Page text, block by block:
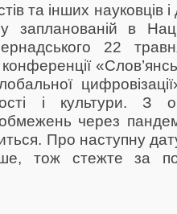
та інших науковців і
в
22
і культури. З
через
Про наступну
тож стежте за